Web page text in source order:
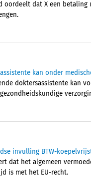
oordeelt dat X een
kan onder
doktersassistente kan
invulling BTW-
dat het algemeen
is met het EU-recht.